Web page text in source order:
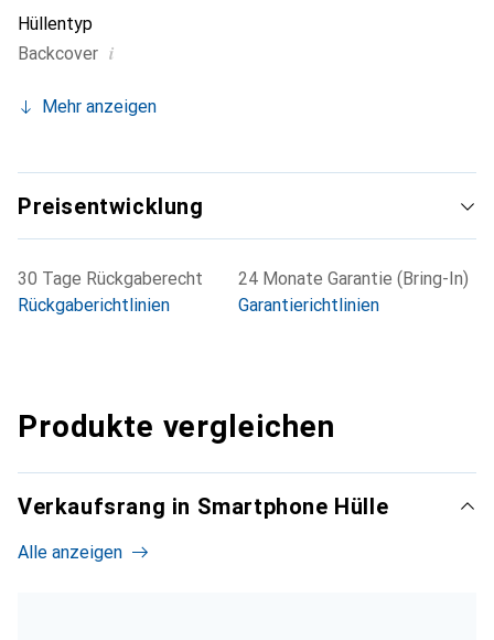
Hüllentyp
Backcover i
Mehr anzeigen
Preisentwicklung
30 Tage Rückgaberecht
Rückgaberichtlinien
24 Monate Garantie (Bring-In)
Garantierichtlinien
Produkte vergleichen
Verkaufsrang in Smartphone Hülle
Alle anzeigen